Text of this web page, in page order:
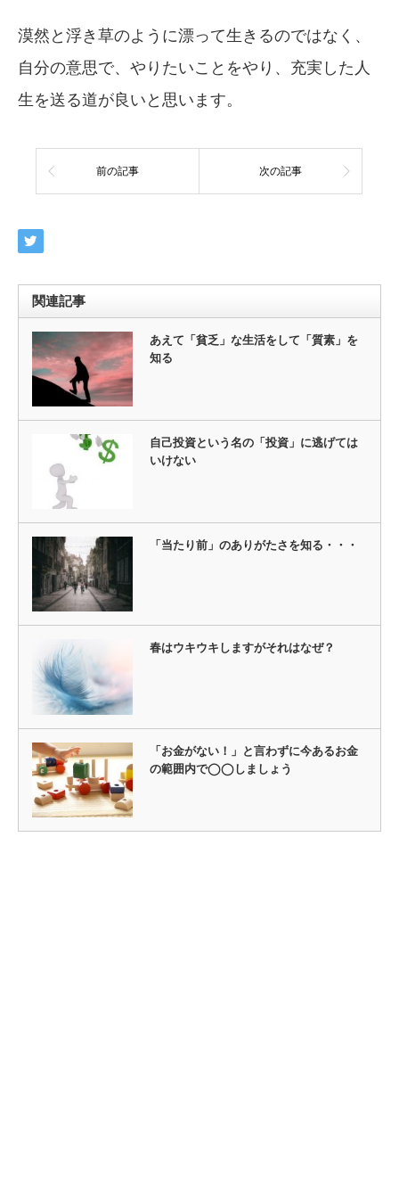
漠然と浮き草のように漂って生きるのではなく、
自分の意思で、やりたいことをやり、充実した人
生を送る道が良いと思います。
前の記事 次の記事
関連記事
あえて「貧乏」な生活をして「質素」を
知る
自己投資という名の「投資」に逃げては
いけない
「当たり前」のありがたさを知る・・・
春はウキウキしますがそれはなぜ？
「お金がない！」と言わずに今あるお金
の範囲内で◯◯しましょう